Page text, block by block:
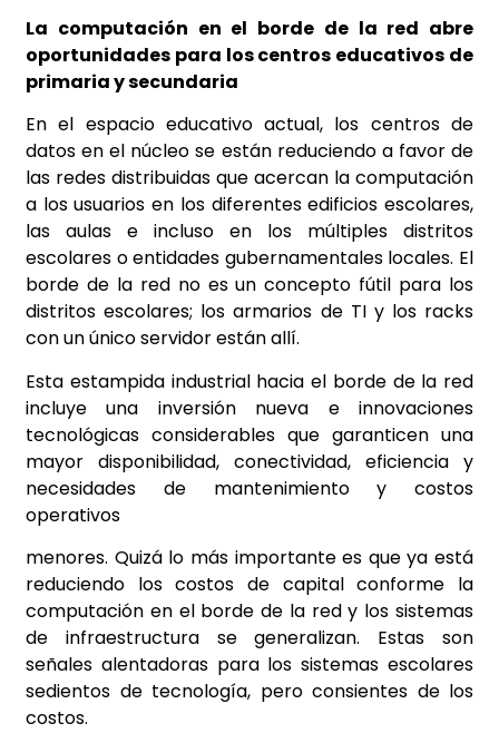
La computación en el borde de la red abre
oportunidades para los centros educativos de
primaria y secundaria
En el espacio educativo actual, los centros de
datos en el núcleo se están reduciendo a favor de
las redes distribuidas que acercan la computación
a los usuarios en los diferentes edificios escolares,
las aulas e incluso en los múltiples distritos
escolares o entidades gubernamentales locales. El
borde de la red no es un concepto fútil para los
distritos escolares; los armarios de TI y los racks
con un único servidor están allí.
Esta estampida industrial hacia el borde de la red
incluye una inversión nueva e innovaciones
tecnológicas considerables que garanticen una
mayor disponibilidad, conectividad, eficiencia y
necesidades de mantenimiento y costos
operativos
menores. Quizá lo más importante es que ya está
reduciendo los costos de capital conforme la
computación en el borde de la red y los sistemas
de infraestructura se generalizan. Estas son
señales alentadoras para los sistemas escolares
sedientos de tecnología, pero consientes de los
costos.